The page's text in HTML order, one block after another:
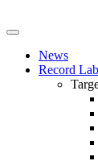
News
Record